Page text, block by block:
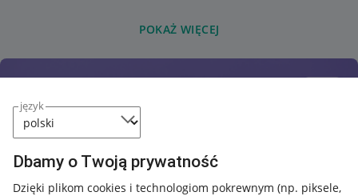
język
Dbamy o Twoją prywatność
Dzięki plikom cookies i technologiom pokrewnym (np. piksele,
POKAŻ WIĘCEJ